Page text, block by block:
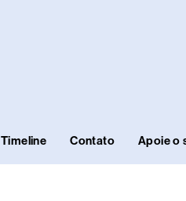
Timeline Contato Apoie o